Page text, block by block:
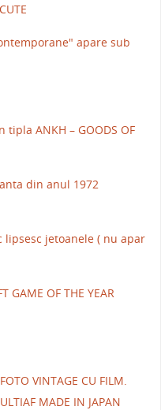
apare sub
ANKH – GOODS OF
din anul 1972
lipsesc jetoanele ( nu apar
GAME OF THE YEAR
VINTAGE CU FILM.
MADE IN JAPAN